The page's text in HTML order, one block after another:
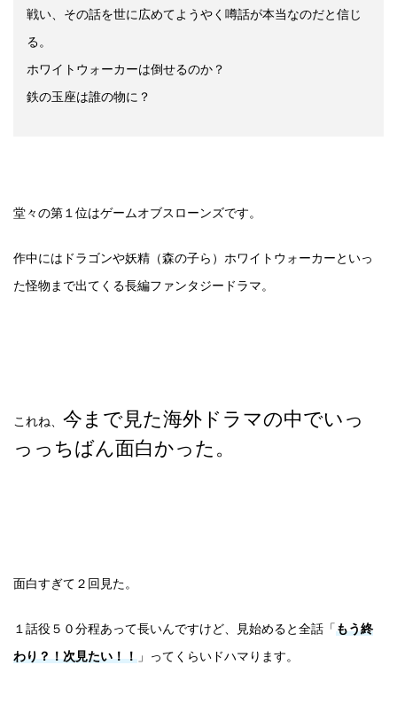
戦い、その話を世に広めてようやく噂話が本当なのだと信じ
る。
ホワイトウォーカーは倒せるのか？
鉄の玉座は誰の物に？
堂々の第１位はゲームオブスローンズです。
作中にはドラゴンや妖精（森の子ら）ホワイトウォーカーといっ
た怪物まで出てくる長編ファンタジードラマ。
これね、 今まで見た海外ドラマの中でいっ
っっちばん面白かった。
面白すぎて２回見た。
１話役５０分程あって長いんですけど、見始めると全話「もう終
わり？！次見たい！！ 」ってくらいドハマります。